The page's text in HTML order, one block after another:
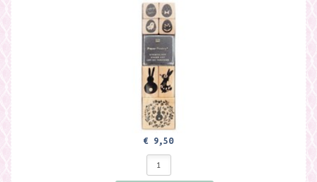
€ 9,50